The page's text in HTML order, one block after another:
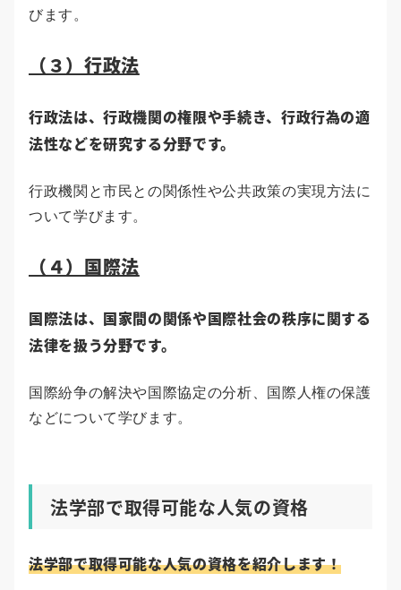
びます。
（３）行政法
行政法は、行政機関の権限や手続き、行政行為の適
法性などを研究する分野です。
行政機関と市民との関係性や公共政策の実現方法に
ついて学びます。
（４）国際法
国際法は、国家間の関係や国際社会の秩序に関する
法律を扱う分野です。
国際紛争の解決や国際協定の分析、国際人権の保護
などについて学びます。
法学部で取得可能な人気の資格
法学部で取得可能な人気の資格を紹介します！